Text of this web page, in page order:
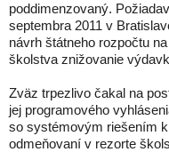
poddimenzovaný.
septembra 2011 v
návrh štátneho rozpočtu
školstva znižovanie
Zväz trpezlivo čakal na
jej programového
so systémovým riešením
odmeňovaní v rezorte